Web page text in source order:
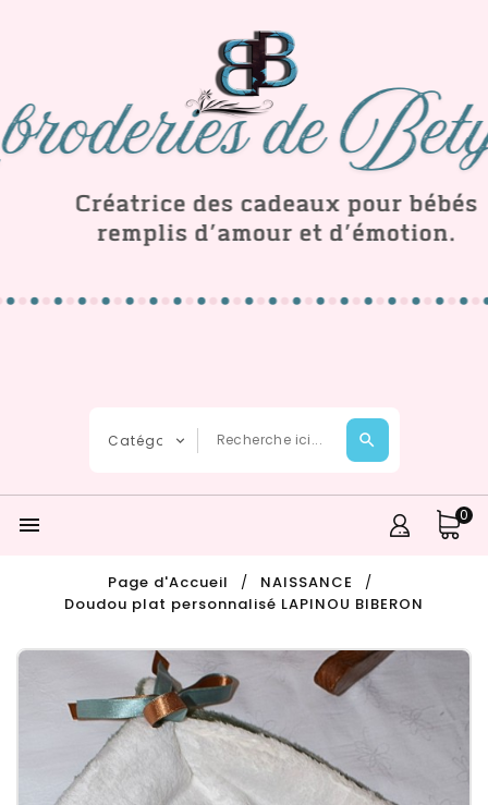
 0
Page d'Accueil
NAISSANCE
Doudou plat personnalisé LAPINOU BIBERON